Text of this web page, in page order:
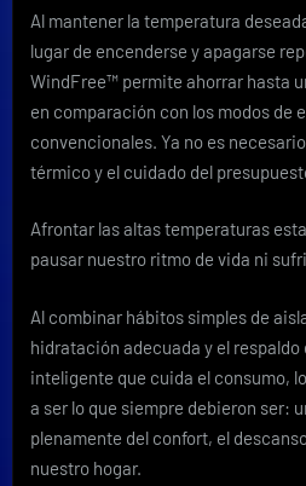
Al mantener la temperatura
lugar de encenderse y apagarse
WindFree™ permite ahorrar hasta
en comparación con los modos de
convencionales. Ya no es
térmico y el cuidado del
Afrontar las altas temperaturas
pausar nuestro ritmo de vida ni
Al combinar hábitos simples de
hidratación adecuada y el
inteligente que cuida el consumo,
a ser lo que siempre debieron ser:
plenamente del confort, el
nuestro hogar.